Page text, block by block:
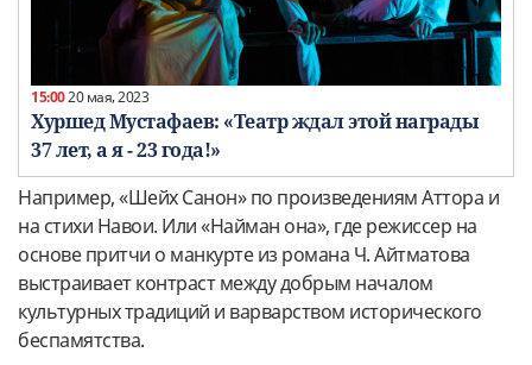
15:0020 мая, 2023
Хуршед Мустафаев: «Театр ждал этой награды
37 лет, а я - 23 года!»
Например, «Шейх Санон» по произведениям Аттора и
на стихи Навои. Или «Найман она», где режиссер на
основе притчи о манкурте из романа Ч. Айтматова
выстраивает контраст между добрым началом
культурных традиций и варварством исторического
беспамятства.